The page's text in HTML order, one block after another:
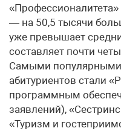
— на 50,5 тысячи
уже превышает
составляет почти
Самыми
абитуриентов стали
программным
заявлений),
«Туризм и